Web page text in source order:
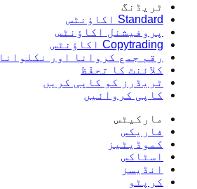
ٹریڈنگ
Standard اکاؤنٹس
پروفیشنل اکاؤنٹس
Copytrading اکاؤنٹس
رقم جمع کروانا اور نکلوانا
کلائنٹ کا تحفّظ
ٹریڈرز کو کاپی کریں
کاپی کروائیں
مارکیٹس
فاریکس
کموڈیٹیز
اسٹاکس
انڈیسز
کرپٹو